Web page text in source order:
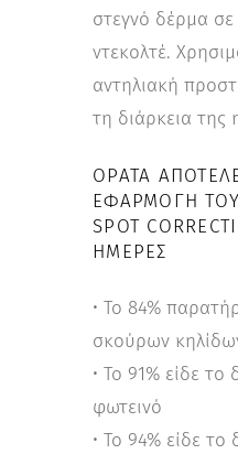
στεγνό δέρμα
ντεκολτέ.
αντηλιακή
τη διάρκεια της
ΟΡΑΤΆ
ΕΦΑΡΜΟΓΉ ΤΟΥ
SPOT
ΗΜΈΡΕΣ
• Το 84%
σκούρων
• Το 91% είδε
φωτεινό
• Το 94% είδε